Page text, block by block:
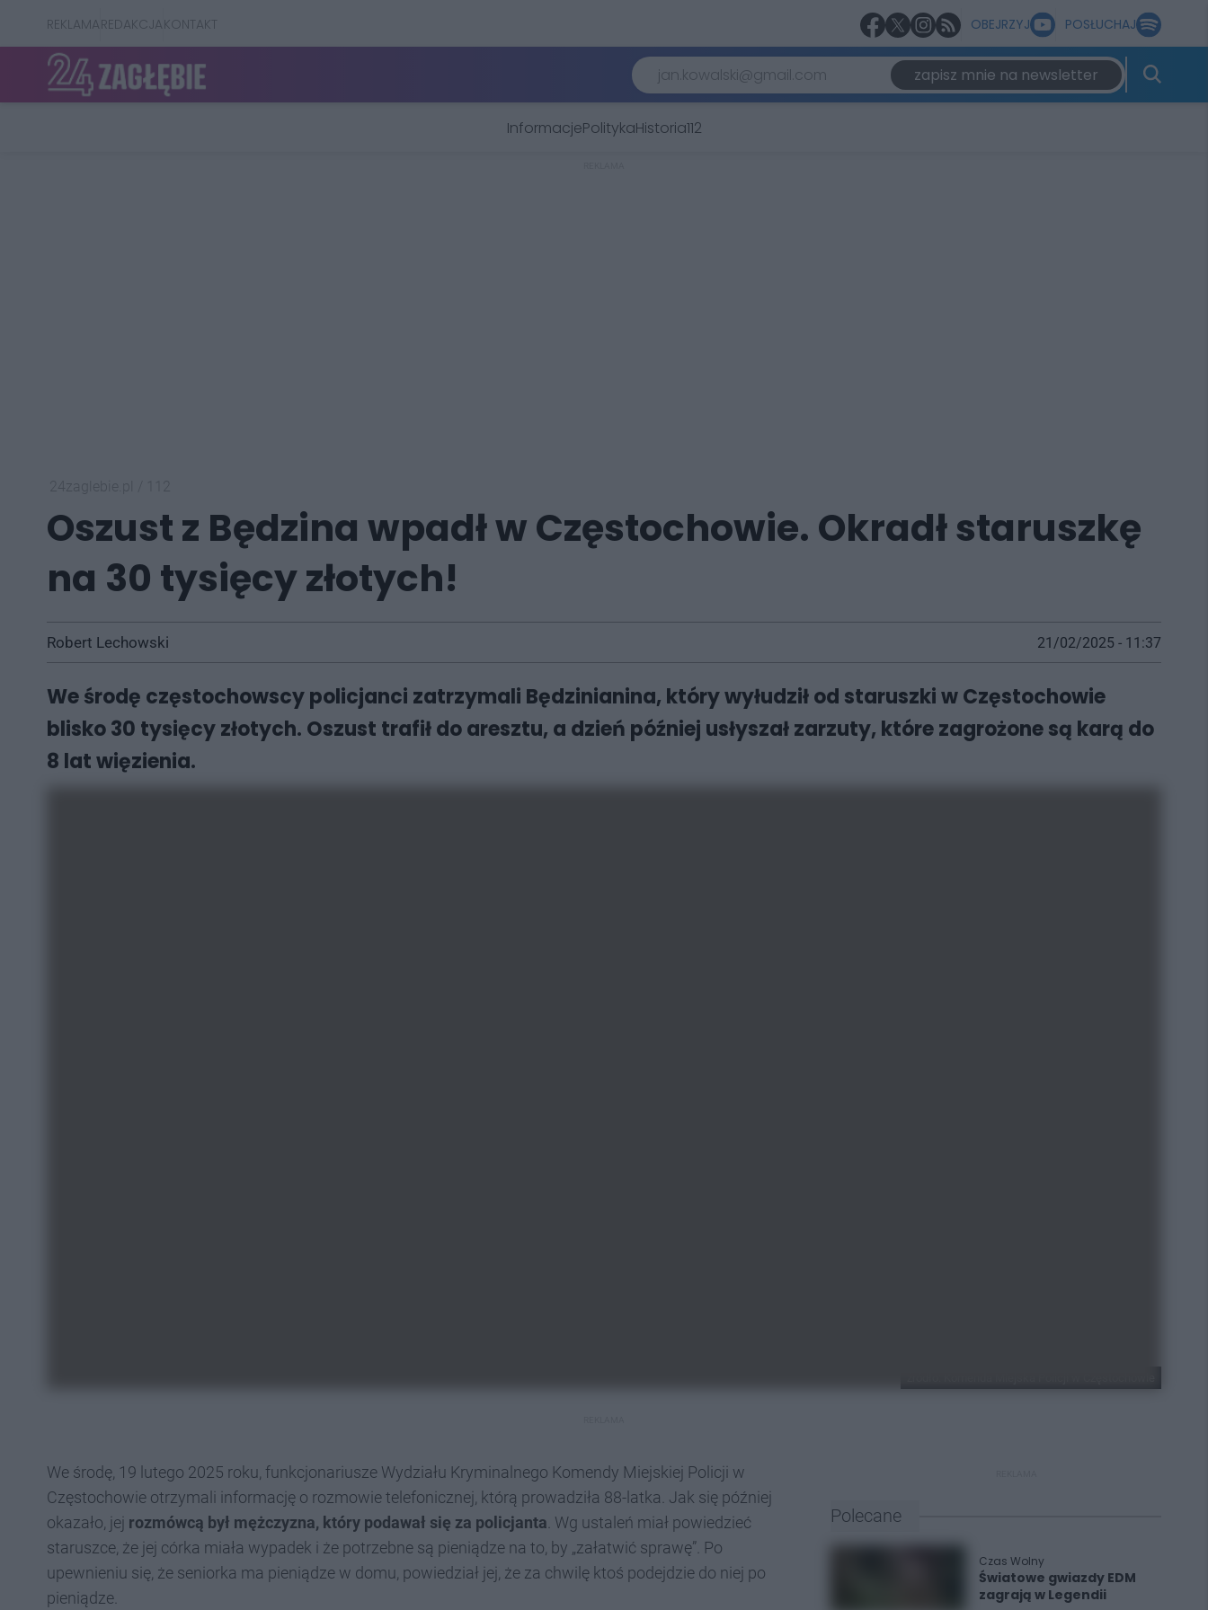
REKLAMAREDAKCJAKONTAKT OBEJRZYJ POSŁUCHAJ
zapisz mnie na newsletter
InformacjePolitykaHistoria112
Oszust z Będzina wpadł w Częstochowie. Okradł staruszkę
na 30 tysięcy złotych!
Robert Lechowski 21/02/2025 - 11:37
We środę częstochowscy policjanci zatrzymali Będzinianina, który wyłudził od staruszki w Częstochowie
blisko 30 tysięcy złotych. Oszust trafił do aresztu, a dzień później usłyszał zarzuty, które zagrożone są karą do
8 lat więzienia.
We środę, 19 lutego 2025 roku, funkcjonariusze Wydziału Kryminalnego Komendy Miejskiej Policji w
Częstochowie otrzymali informację o rozmowie telefonicznej, którą prowadziła 88-latka. Jak się później
okazało, jej rozmówcą był mężczyzna, który podawał się za policjanta . Wg ustaleń miał powiedzieć
staruszce, że jej córka miała wypadek i że potrzebne są pieniądze na to, by „załatwić sprawę”. Po
upewnieniu się, że seniorka ma pieniądze w domu, powiedział jej, że za chwilę ktoś podejdzie do niej po
pieniądze.
Polecane
Czas Wolny
Światowe gwiazdy EDM
zagrają w Legendii